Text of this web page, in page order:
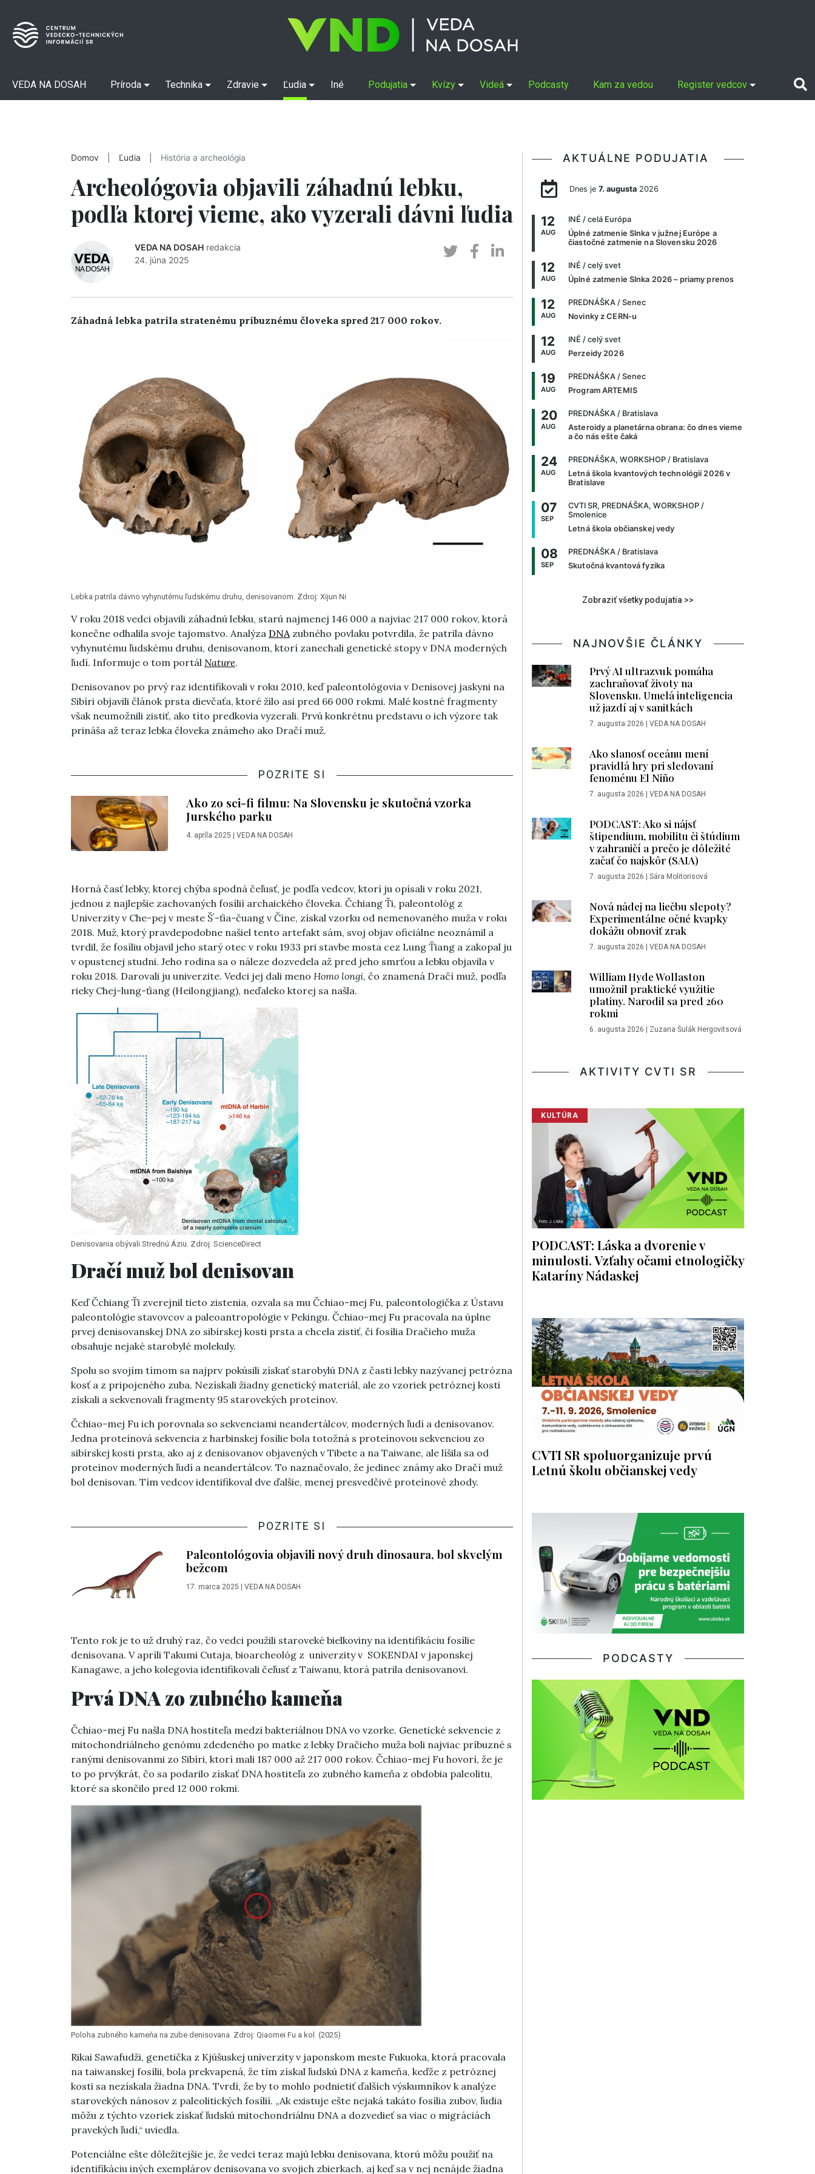
VEDA NA DOSAH Príroda Technika Zdravie Ľudia Iné Podujatia Kvízy Videá Podcasty Kam za vedou Register vedcov
Domov Ľudia História a archeológia
Archeológovia objavili záhadnú lebku,
podľa ktorej vieme, ako vyzerali dávni ľudia
VEDA NA DOSAH redakcia
24. júna 2025
Záhadná lebka patrila stratenému príbuznému človeka spred 217 000 rokov.
Lebka patrila dávno vyhynutému ľudskému druhu, denisovanom. Zdroj: Xijun Ni
V roku 2018 vedci objavili záhadnú lebku, starú najmenej 146 000 a najviac 217 000 rokov, ktorá
konečne odhalila svoje tajomstvo. Analýza DNAzubného povlaku potvrdila, že patrila dávno
vyhynutému ľudskému druhu, denisovanom, ktorí zanechali genetické stopy v DNA moderných
ľudí. Informuje o tom portál Nature.
Denisovanov po prvý raz identifikovali v roku 2010, keď paleontológovia v Denisovej jaskyni na
Sibíri objavili článok prsta dievčaťa, ktoré žilo asi pred 66 000 rokmi. Malé kostné fragmenty
však neumožnili zistiť, ako títo predkovia vyzerali. Prvú konkrétnu predstavu o ich výzore tak
prináša až teraz lebka človeka známeho ako Dračí muž.
POZRITE SI
Ako zo sci-fi filmu: Na Slovensku je skutočná vzorka
Jurského parku
4. apríla 2025 VEDA NA DOSAH
Horná časť lebky, ktorej chýba spodná čeľusť, je podľa vedcov, ktorí ju opísali v roku 2021,
jednou z najlepšie zachovaných fosílií archaického človeka. Čchiang Ťi, paleontológ z
Univerzity v Che-pej v meste Šʼ-ťia-čuang v Číne, získal vzorku od nemenovaného muža v roku
2018. Muž, ktorý pravdepodobne našiel tento artefakt sám, svoj objav oficiálne neoznámil a
tvrdil, že fosíliu objavil jeho starý otec v roku 1933 pri stavbe mosta cez Lung Ťiang a zakopal ju
v opustenej studni. Jeho rodina sa o náleze dozvedela až pred jeho smrťou a lebku objavila v
roku 2018. Darovali ju univerzite. Vedci jej dali meno Homo longi, čo znamená Dračí muž, podľa
rieky Chej-lung-ťiang (Heilongjiang), neďaleko ktorej sa našla.
Denisovania obývali Strednú Áziu. Zdroj: ScienceDirect
Dračí muž bol denisovan
Keď Čchiang Ťi zverejnil tieto zistenia, ozvala sa mu Čchiao-mej Fu, paleontologička z Ústavu
paleontológie stavovcov a paleoantropológie v Pekingu. Čchiao-mej Fu pracovala na úplne
prvej denisovanskej DNA zo sibírskej kosti prsta a chcela zistiť, či fosília Dračieho muža
obsahuje nejaké starobylé molekuly.
Spolu so svojím tímom sa najprv pokúsili získať starobylú DNA z časti lebky nazývanej petrózna
kosť a z pripojeného zuba. Nezískali žiadny genetický materiál, ale zo vzoriek petróznej kosti
získali a sekvenovali fragmenty 95 starovekých proteínov.
Čchiao-mej Fu ich porovnala so sekvenciami neandertálcov, moderných ľudí a denisovanov.
Jedna proteínová sekvencia z harbinskej fosílie bola totožná s proteínovou sekvenciou zo
sibírskej kosti prsta, ako aj z denisovanov objavených v Tibete a na Taiwane, ale líšila sa od
proteínov moderných ľudí a neandertálcov. To naznačovalo, že jedinec známy ako Dračí muž
bol denisovan. Tím vedcov identifikoval dve ďalšie, menej presvedčivé proteínové zhody.
POZRITE SI
Paleontológovia objavili nový druh dinosaura, bol skvelým
bežcom
17. marca 2025 | VEDA NA DOSAH
Tento rok je to už druhý raz, čo vedci použili staroveké bielkoviny na identifikáciu fosílie
denisovana. V apríli Takumi Cutaja, bioarcheológ z univerzity v SOKENDAI v japonskej
Kanagawe, a jeho kolegovia identifikovali čeľusť z Taiwanu, ktorá patrila denisovanovi.
Prvá DNA zo zubného kameňa
Čchiao-mej Fu našla DNA hostiteľa medzi bakteriálnou DNA vo vzorke. Genetické sekvencie z
mitochondriálneho genómu zdedeného po matke z lebky Dračieho muža boli najviac príbuzné s
ranými denisovanmi zo Sibíri, ktorí mali 187 000 až 217 000 rokov. Čchiao-mej Fu hovorí, že je
to po prvýkrát, čo sa podarilo získať DNA hostiteľa zo zubného kameňa z obdobia paleolitu,
ktoré sa skončilo pred 12 000 rokmi.
Poloha zubného kameňa na zube denisovana. Zdroj: Qiaomei Fu a kol. (2025)
Rikai Sawafudži, genetička z Kjúšuskej univerzity v japonskom meste Fukuoka, ktorá pracovala
na taiwanskej fosílii, bola prekvapená, že tím získal ľudskú DNA z kameňa, keďže z petróznej
kosti sa nezískala žiadna DNA. Tvrdí, že by to mohlo podnietiť ďalších výskumníkov k analýze
starovekých nánosov z paleolitických fosílií. „Ak existuje ešte nejaká takáto fosília zubov, ľudia
môžu z týchto vzoriek získať ľudskú mitochondriálnu DNA a dozvedieť sa viac o migráciách
pravekých ľudí,“ uviedla.
Potenciálne ešte dôležitejšie je, že vedci teraz majú lebku denisovana, ktorú môžu použiť na
identifikáciu iných exemplárov denisovana vo svojich zbierkach, aj keď sa v nej nenájde žiadna
AKTUÁLNE PODUJATIA
Dnes je 7. augusta2026
12
AUG
INÉ / celá Európa
Úplné zatmenie Slnka v južnej Európe a
čiastočné zatmenie na Slovensku 2026
12
AUG
INÉ / celý svet
Úplné zatmenie Slnka 2026 – priamy prenos
12
AUG
PREDNÁŠKA / Senec
Novinky z CERN-u
12
AUG
INÉ / celý svet
Perzeidy 2026
19
AUG
PREDNÁŠKA / Senec
Program ARTEMIS
20
AUG
PREDNÁŠKA / Bratislava
Asteroidy a planetárna obrana: čo dnes vieme
a čo nás ešte čaká
24
AUG
PREDNÁŠKA, WORKSHOP / Bratislava
Letná škola kvantových technológií 2026 v
Bratislave
07
SEP
CVTI SR, PREDNÁŠKA, WORKSHOP /
Smolenice
Letná škola občianskej vedy
08
SEP
PREDNÁŠKA / Bratislava
Skutočná kvantová fyzika
Zobraziť všetky podujatia >>
NAJNOVŠIE ČLÁNKY
Prvý AI ultrazvuk pomáha
zachraňovať životy na
Slovensku. Umelá inteligencia
už jazdí aj v sanitkách
7. augusta 2026 | VEDA NA DOSAH
Ako slanosť oceánu mení
pravidlá hry pri sledovaní
fenoménu El Niño
7. augusta 2026 | VEDA NA DOSAH
PODCAST: Ako si nájsť
štipendium, mobilitu či štúdium
v zahraničí a prečo je dôležité
začať čo najskôr (SAIA)
7. augusta 2026 | Sára Molitorisová
Nová nádej na liečbu slepoty?
Experimentálne očné kvapky
dokážu obnoviť zrak
7. augusta 2026 | VEDA NA DOSAH
William Hyde Wollaston
umožnil praktické využitie
platiny. Narodil sa pred 260
rokmi
6. augusta 2026 | Zuzana Šulák Hergovitsová
AKTIVITY CVTI SR
KULTÚRA
PODCAST: Láska a dvorenie v
minulosti. Vzťahy očami etnologičky
Kataríny Nádaskej
CVTI SR spoluorganizuje prvú
Letnú školu občianskej vedy
PODCASTY